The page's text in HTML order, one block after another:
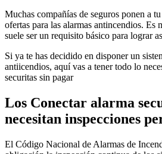
Muchas compañías de seguros ponen a
ofertas para las alarmas antincendios. Es
suele ser un requisito básico para lograr
Si ya te has decidido en disponer un
antiicendios, aquí vas a tener todo lo
securitas sin pagar
Los Conectar alarma
necesitan inspecciones
El Código Nacional de Alarmas de